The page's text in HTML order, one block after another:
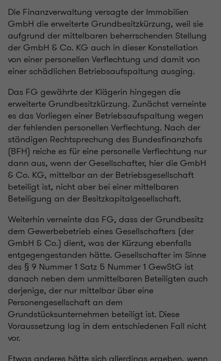
Die Finanzverwaltung versagte der Immobilien
GmbH die erweiterte Grundbesitzkürzung, weil sie
aufgrund der mittelbaren beherrschenden Stellung
der GmbH & Co. KG auch in dieser Konstellation
von einer personellen Verflechtung und damit von
einer schädlichen Betriebsaufspaltung ausging.
Das FG gewährte der Klägerin hingegen die
erweiterte Grundbesitzkürzung. Zunächst verneinte
es das Vorliegen einer Betriebsaufspaltung wegen
der fehlenden personellen Verflechtung. Nach der
ständigen Rechtsprechung des Bundesfinanzhofs
(BFH) reiche es für eine personelle Verflechtung nur
dann aus, wenn der Gesellschafter, hier die GmbH
& Co. KG, mittelbar an der Betriebsgesellschaft
beteiligt ist, nicht aber bei einer mittelbaren
Beteiligung an der Besitzkapitalgesellschaft.
Weiterhin verneinte das FG, dass der Grundbesitz
dem Gewerbebetrieb eines Gesellschafters (der
GmbH & Co.) dient, was der Kürzung ebenfalls
entgegengestanden hätte. Gesellschafter im Sinne
des § 9 Nummer 1 Satz 5 Nummer 1 GewStG ist
danach neben dem unmittelbaren Beteiligten auch
derjenige, der nur mittelbar über eine
Personengesellschaft an dem
Grundstücksunternehmen beteiligt ist. Diese
Voraussetzung lag in dem entschiedenen Fall nicht
vor.